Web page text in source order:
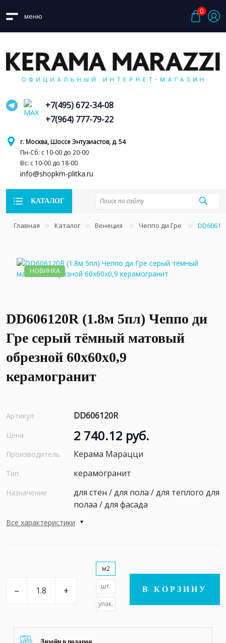
меню
0
г. Москва, Шоссе Энтузиастов, д. 54
Пн-Сб: с 10-00 до 20-00
Вс: с 10-00 до 18-00
info@shopkm-plitka.ru
+7(495) 672-34-08
+7(964) 777-79-22
КАТАЛОГ
Главная Каталог Венеция Чеппо ди Гре
НОВИНКА
DD606120R (1.8м 5пл) Чеппо ди
Гре серый тёмный матовый
обрезной 60x60x0,9
керамогранит
Артикул DD606120R
Цена 2 740.12 руб.
Производитель Керама Марацци
Тип керамогранит
Назначение
для стен / для пола / для теплого для
полаа / для фасада
Все характеристики
– +
м2
шт.
упак.
В КОРЗИНУ
Дизайн в подарок